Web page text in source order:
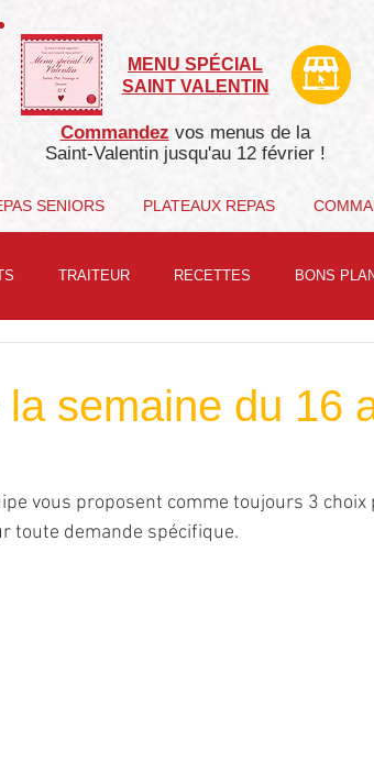
MENU SPÉCIAL
SAINT VALENTIN
Commandez vos menus de la
Saint-Valentin jusqu'au 12 février !
SENIORS PLATEAUX REPAS
TRAITEUR RECETTES BONS
semaine du 16
vous proposent comme toujours 3 choix
toute demande spécifique.